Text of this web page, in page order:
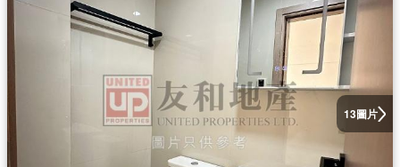
13圖片